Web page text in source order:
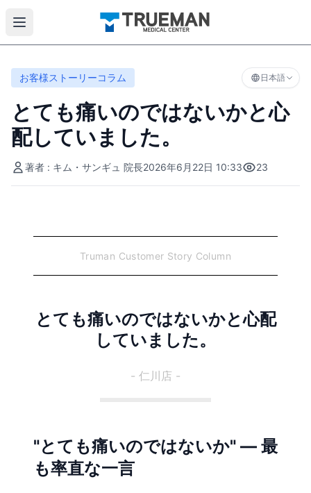
お客様ストーリーコラム 日本語
とても痛いのではないかと心
配していました。
著者 : キム・サンギュ 院長2026年6月22日 10:33 23
Truman Customer Story Column
とても痛いのではないかと心配
していました。
- 仁川店 -
"とても痛いのではないか" — 最
も率直な一言